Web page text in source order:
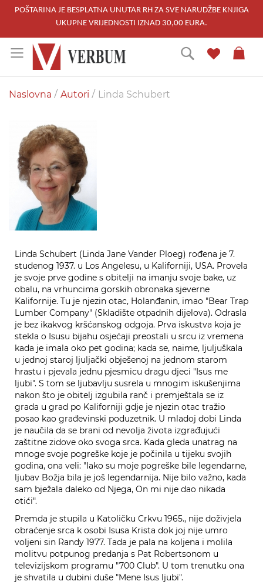
POŠTARINA JE BESPLATNA UNUTAR RH ZA SVE NARUDŽBE KNJIGA
UKUPNE VRIJEDNOSTI IZNAD 30,00 EURA.
to
Content
Traži
Naslovna Autori Linda Schubert
Linda Schubert (Linda Jane Vander Ploeg) rođena je 7.
studenog 1937. u Los Angelesu, u Kaliforniji, USA. Provela
je svoje prve godine s obitelji na imanju svoje bake, uz
obalu, na vrhuncima gorskih obronaka sjeverne
Kalifornije. Tu je njezin otac, Holanđanin, imao "Bear Trap
Lumber Company" (Skladište otpadnih dijelova). Odrasla
je bez ikakvog kršćanskog odgoja. Prva iskustva koja je
stekla o Isusu bijahu osjećaji preostali u srcu iz vremena
kada je imala oko pet godina; kada se, naime, ljuljuškala
u jednoj staroj ljuljački obješenoj na jednom starom
hrastu i pjevala jednu pjesmicu dragu djeci "Isus me
ljubi". S tom se ljubavlju susrela u mnogim iskušenjima
nakon što je obitelj izgubila ranč i premještala se iz
grada u grad po Kaliforniji gdje je njezin otac tražio
posao kao građevinski poduzetnik. U mladoj dobi Linda
je naučila da se brani od nevolja života izgrađujući
zaštitne zidove oko svoga srca. Kada gleda unatrag na
mnoge svoje pogreške koje je počinila u tijeku svojih
godina, ona veli: "Iako su moje pogreške bile legendarne,
ljubav Božja bila je još legendarnija. Nije bilo važno, kada
sam bježala daleko od Njega, On mi nije dao nikada
otići".
Premda je stupila u Katoličku Crkvu 1965., nije doživjela
obraćenje srca k osobi Isusa Krista dok joj nije umro
voljeni sin Randy 1977. Tada je pala na koljena i molila
molitvu potpunog predanja s Pat Robertsonom u
televizijskom programu "700 Club". U tom trenutku ona
je shvatila u dubini duše "Mene Isus ljubi".